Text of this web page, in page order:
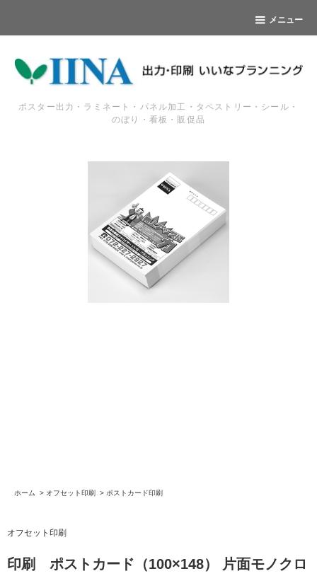
メニュー
ポスター出力・ラミネート・パネル加工・タペストリー・シール・
のぼり・看板・販促品
ホーム > オフセット印刷 > ポストカード印刷
オフセット印刷
印刷 ポストカード（100×148） 片面モノクロ